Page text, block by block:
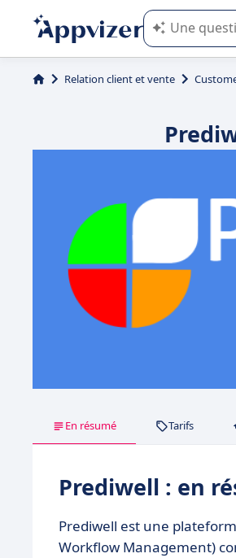
L'IA de
Relation client et vente
En résumé Tarifs
Prediwell : en
Prediwell est une
Workflow Management)